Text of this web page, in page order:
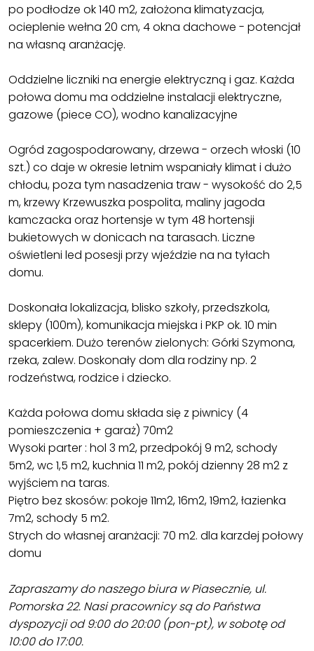
po podłodze ok 140 m2, założona klimatyzacja,
ocieplenie wełna 20 cm, 4 okna dachowe - potencjał
na własną aranżację.
Oddzielne liczniki na energie elektryczną i gaz. Każda
połowa domu ma oddzielne instalacji elektryczne,
gazowe (piece CO), wodno kanalizacyjne
Ogród zagospodarowany, drzewa - orzech włoski (10
szt.) co daje w okresie letnim wspaniały klimat i dużo
chłodu, poza tym nasadzenia traw - wysokość do 2,5
m, krzewy Krzewuszka pospolita, maliny jagoda
kamczacka oraz hortensje w tym 48 hortensji
bukietowych w donicach na tarasach. Liczne
oświetleni led posesji przy wjeździe na na tyłach
domu.
Doskonała lokalizacja, blisko szkoły, przedszkola,
sklepy (100m), komunikacja miejska i PKP ok. 10 min
spacerkiem. Dużo terenów zielonych: Górki Szymona,
rzeka, zalew. Doskonały dom dla rodziny np. 2
rodzeństwa, rodzice i dziecko.
Każda połowa domu składa się z piwnicy (4
pomieszczenia + garaż) 70m2
Wysoki parter : hol 3 m2, przedpokój 9 m2, schody
5m2, wc 1,5 m2, kuchnia 11 m2, pokój dzienny 28 m2 z
wyjściem na taras.
Piętro bez skosów: pokoje 11m2, 16m2, 19m2, łazienka
7m2, schody 5 m2.
Strych do własnej aranżacji: 70 m2. dla karzdej połowy
domu
Zapraszamy do naszego biura w Piasecznie, ul.
Pomorska 22. Nasi pracownicy są do Państwa
dyspozycji od 9:00 do 20:00 (pon-pt), w sobotę od
10:00 do 17:00.